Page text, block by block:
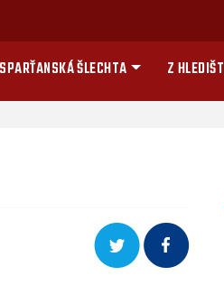
SPARŤANSKÁ ŠLECHTA Z